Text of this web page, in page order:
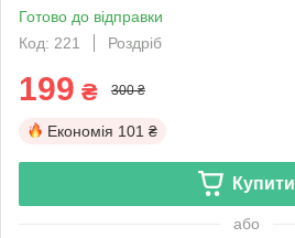
Готово до відправки
Код: 221
Роздріб
199 ₴ 300 ₴
Економія 101 ₴
Купити
або